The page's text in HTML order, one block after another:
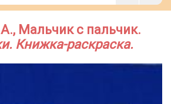
Мальчик с пальчик.
Книжка-раскраска.